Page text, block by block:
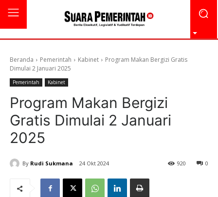
Beranda Pemerintah Kabinet
Program Makan Bergizi Gratis
Dimulai 2 Januari 2025
Pemerintah Kabinet
Program Makan Bergizi
Gratis Dimulai 2 Januari
2025
By Rudi Sukmana 24 Okt 2024 0
920